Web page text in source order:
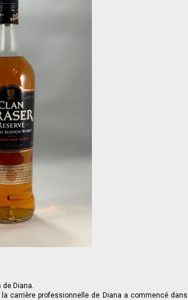
Diana.
la carrière professionnelle de Diana a commencé dans